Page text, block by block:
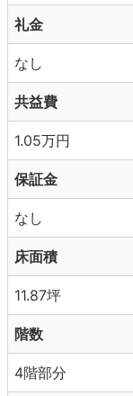
礼金
なし
共益費
1.05万円
保証金
なし
床面積
11.87坪
階数
4階部分